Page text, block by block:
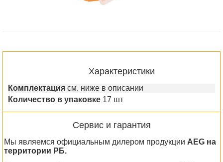
Характеристики
Комплектация см. ниже в описании
Количество в упаковке 17 шт
Сервис и гарантия
Мы являемся официальным дилером продукции AEG на
территории РБ.